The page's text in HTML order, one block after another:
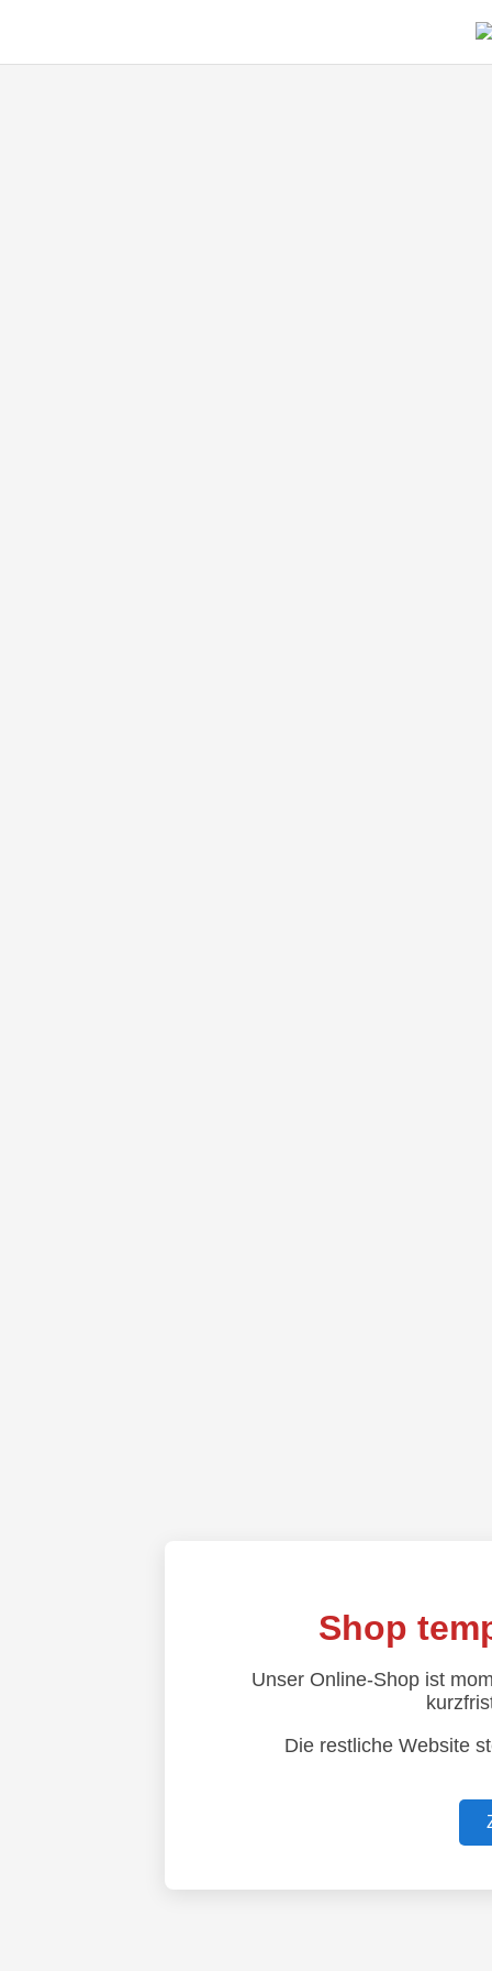
Shop
Unser Online-Shop ist
Die restliche Website